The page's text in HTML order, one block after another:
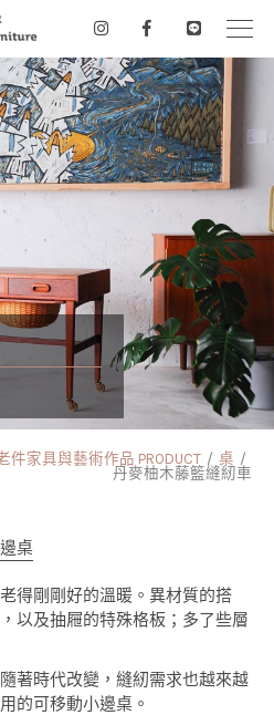
件家具與藝術作品 PRODUCT
桌
丹麥柚木藤籃縫紉車
桌
得剛剛好的溫暖。異材質的搭
以及抽屜的特殊格板；多了些層
著時代改變，縫紉需求也越來越
的可移動小邊桌。